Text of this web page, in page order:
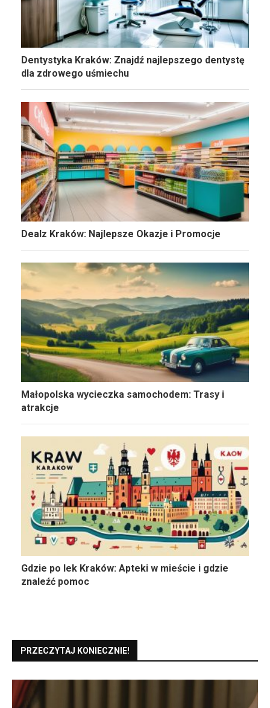
Dentystyka Kraków: Znajdź najlepszego dentystę
dla zdrowego uśmiechu
Dealz Kraków: Najlepsze Okazje i Promocje
Małopolska wycieczka samochodem: Trasy i
atrakcje
Gdzie po lek Kraków: Apteki w mieście i gdzie
znaleźć pomoc
PRZECZYTAJ KONIECZNIE!